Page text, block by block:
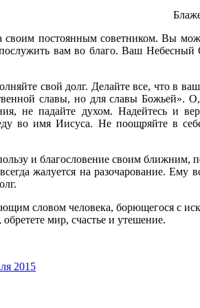
своим постоянным советником. Вы
вам во благо. Ваш
свой долг. Делайте все, что
славы, но для славы Божьей».
не падайте духом. Надейтесь и
во имя Иисуса. Не поощряйте в
и благословение своим ближним,
жалуется на разочарование. Ему
словом человека, борющегося с
мир, счастье и утешение.
2015